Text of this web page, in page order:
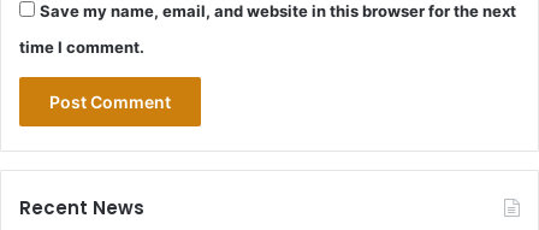
Save my name, email, and website in this browser for the next
time I comment.
Recent News